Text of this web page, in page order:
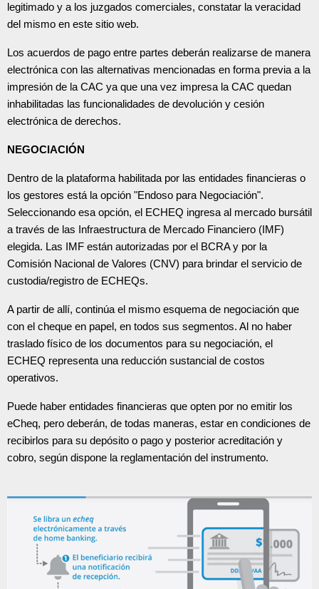
legitimado y a los juzgados comerciales, constatar la veracidad
del mismo en este sitio web.
Los acuerdos de pago entre partes deberán realizarse de manera
electrónica con las alternativas mencionadas en forma previa a la
impresión de la CAC ya que una vez impresa la CAC quedan
inhabilitadas las funcionalidades de devolución y cesión
electrónica de derechos.
NEGOCIACIÓN
Dentro de la plataforma habilitada por las entidades financieras o
los gestores está la opción "Endoso para Negociación".
Seleccionando esa opción, el ECHEQ ingresa al mercado bursátil
a través de las Infraestructura de Mercado Financiero (IMF)
elegida. Las IMF están autorizadas por el BCRA y por la
Comisión Nacional de Valores (CNV) para brindar el servicio de
custodia/registro de ECHEQs.
A partir de allí, continúa el mismo esquema de negociación que
con el cheque en papel, en todos sus segmentos. Al no haber
traslado físico de los documentos para su negociación, el
ECHEQ representa una reducción sustancial de costos
operativos.
Puede haber entidades financieras que opten por no emitir los
eCheq, pero deberán, de todas maneras, estar en condiciones de
recibirlos para su depósito o pago y posterior acreditación y
cobro, según dispone la reglamentación del instrumento.